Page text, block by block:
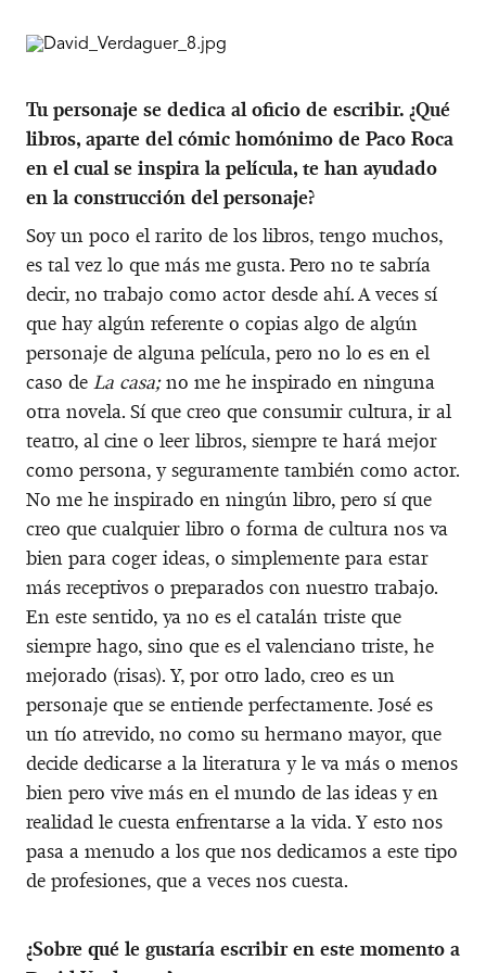
Tu personaje se dedica al oficio de escribir. ¿Qué
libros, aparte del cómic homónimo de Paco Roca
en el cual se inspira la película, te han ayudado
en la construcción del personaje?
Soy un poco el rarito de los libros, tengo muchos,
es tal vez lo que más me gusta. Pero no te sabría
decir, no trabajo como actor desde ahí. A veces sí
que hay algún referente o copias algo de algún
personaje de alguna película, pero no lo es en el
caso de La casa;no me he inspirado en ninguna
otra novela. Sí que creo que consumir cultura, ir al
teatro, al cine o leer libros, siempre te hará mejor
como persona, y seguramente también como actor.
No me he inspirado en ningún libro, pero sí que
creo que cualquier libro o forma de cultura nos va
bien para coger ideas, o simplemente para estar
más receptivos o preparados con nuestro trabajo.
En este sentido, ya no es el catalán triste que
siempre hago, sino que es el valenciano triste, he
mejorado (risas). Y, por otro lado, creo es un
personaje que se entiende perfectamente. José es
un tío atrevido, no como su hermano mayor, que
decide dedicarse a la literatura y le va más o menos
bien pero vive más en el mundo de las ideas y en
realidad le cuesta enfrentarse a la vida. Y esto nos
pasa a menudo a los que nos dedicamos a este tipo
de profesiones, que a veces nos cuesta.
¿Sobre qué le gustaría escribir en este momento a